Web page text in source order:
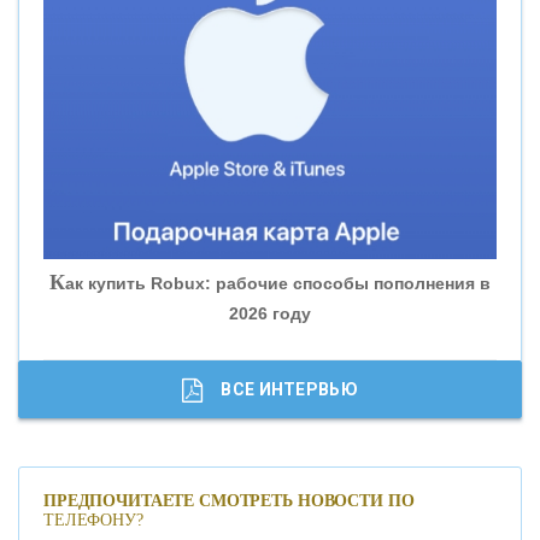
«ВНЕШПРОМБАНК»
«БАНК ГЛОБЭКС»
«СОВКОМБАНК»
«ГАЗПРОМБАНК»
«МОСКОВСКИЙ КРЕДИТНЫЙ БАНК»
Как купить Robux: рабочие способы пополнения в
2026 году
ВСЕ ИНТЕРВЬЮ
ПРЕДПОЧИТАЕТЕ СМОТРЕТЬ НОВОСТИ ПО
ТЕЛЕФОНУ?